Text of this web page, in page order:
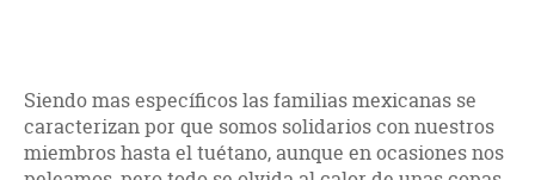
Siendo mas específicos las familias mexicanas se
caracterizan por que somos solidarios con nuestros
miembros hasta el tuétano, aunque en ocasiones nos